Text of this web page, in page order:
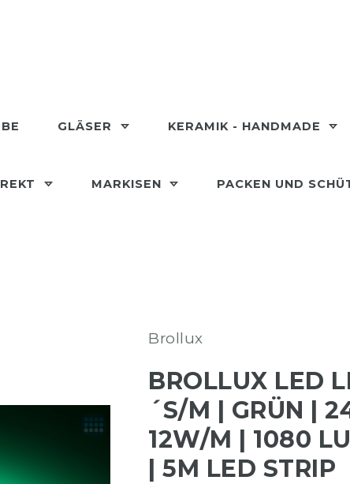
GLÄSER KERAMIK - HANDMADE
MARKISEN PACKEN UND
Brollux
BROLLUX LED
´S/M | GRÜN |
12W/M | 1080
| 5M LED STRIP